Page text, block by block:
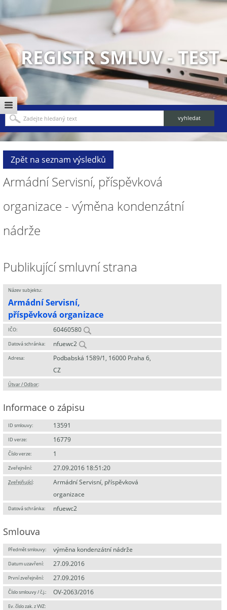
REGISTR SMLUV - TEST
Zpět na seznam výsledků
Armádní Servisní, příspěvková
organizace - výměna kondenzátní
nádrže
Publikující smluvní strana
Název subjektu:
Armádní Servisní,
příspěvková organizace
IČO: 60460580
Datová schránka: nfuewc2
Adresa:
Podbabská 1589/1, 16000 Praha 6,
CZ
Útvar / Odbor:
Informace o zápisu
ID smlouvy: 13591
ID verze: 16779
Číslo verze: 1
Zveřejnění: 27.09.2016 18:51:20
Zveřejňující:
Armádní Servisní, příspěvková
organizace
Datová schránka: nfuewc2
Smlouva
Předmět smlouvy: výměna kondenzátní nádrže
Datum uzavření: 27.09.2016
První zveřejnění: 27.09.2016
Číslo smlouvy / č.j.: OV-2063/2016
Ev. číslo zak. z VVZ: